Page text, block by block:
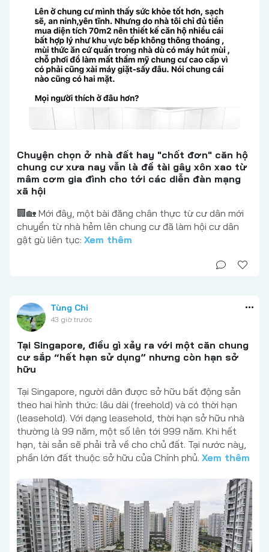
Chuyện chọn ở nhà đất hay "chốt đơn" căn hộ
chung cư xưa nay vẫn là đề tài gây xôn xao từ
mâm cơm gia đình cho tới các diễn đàn mạng
xã hội
🏢🏡 Mới đây, một bài đăng chân thực từ cư dân mới
chuyển từ nhà hẻm lên chung cư đã làm hội cư dân
gật gù liên tục: Xem thêm
Tùng Chi
43 giờ trước
Tại Singapore, điều gì xảy ra với một căn chung
cư sắp “hết hạn sử dụng” nhưng còn hạn sở
hữu
Tại Singapore, người dân được sở hữu bất động sản
theo hai hình thức: lâu dài (freehold) và có thời hạn
(leasehold). Với dạng leasehold, thời hạn sở hữu nhà
thường là 99 năm, một số lên tới 999 năm. Khi hết
hạn, tài sản sẽ phải trả về cho chủ đất. Tại nước này,
phần lớn đất thuộc sở hữu của Chính phủ. Xem thêm